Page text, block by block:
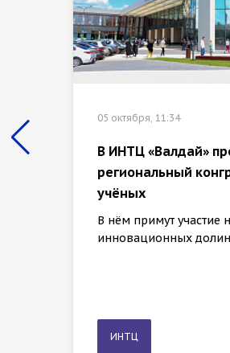
05 октября, 11:34
В ИНТЦ «Валдай»
региональный
учёных
В нём примут участие
инновационных
ИНТЦ